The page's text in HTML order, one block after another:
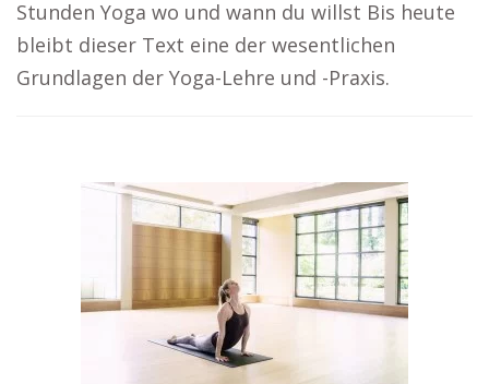
Stunden Yoga wo und wann du willst Bis heute
bleibt dieser Text eine der wesentlichen
Grundlagen der Yoga-Lehre und -Praxis.